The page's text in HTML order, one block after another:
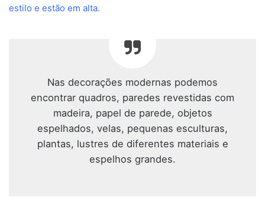
estilo e estão em alta.
Nas decorações modernas podemos
encontrar quadros, paredes revestidas com
madeira, papel de parede, objetos
espelhados, velas, pequenas esculturas,
plantas, lustres de diferentes materiais e
espelhos grandes.